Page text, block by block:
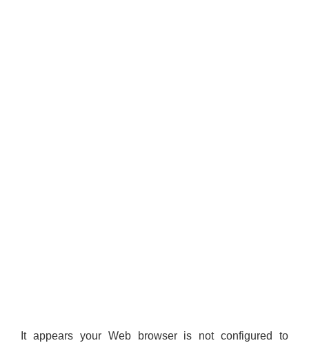
It appears your Web browser is not configured to